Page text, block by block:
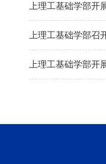
上理工基础学部开
上理工基础学部召
上理工基础学部开